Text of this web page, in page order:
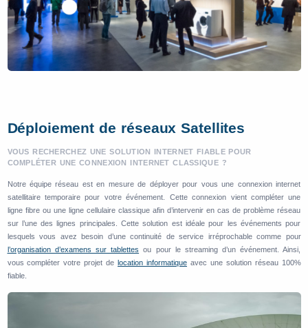
Déploiement de réseaux Satellites
VOUS RECHERCHEZ UNE SOLUTION INTERNET FIABLE POUR
COMPLÉTER UNE CONNEXION INTERNET CLASSIQUE ?
Notre équipe réseau est en mesure de déployer pour vous une connexion internet
satellitaire temporaire pour votre événement. Cette connexion vient compléter une
ligne fibre ou une ligne cellulaire classique afin d’intervenir en cas de problème réseau
sur l’une des lignes principales. Cette solution est idéale pour les événements pour
lesquels vous avez besoin d’une continuité de service irréprochable comme pour
l’organisation d’examens sur tablettes ou pour le streaming d’un événement. Ainsi,
vous compléter votre projet de location informatiqueavec une solution réseau 100%
fiable.